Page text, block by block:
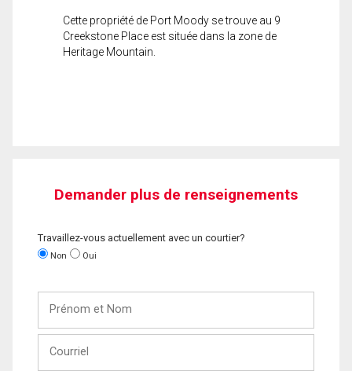
Cette propriété de Port Moody se trouve au 9
Creekstone Place est située dans la zone de
Heritage Mountain.
Demander plus de renseignements
Travaillez-vous actuellement avec un courtier?
Non Oui
Nom